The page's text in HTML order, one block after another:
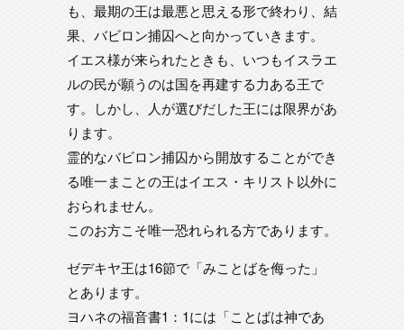
も、最期の王は最悪と思える形で終わり、結
果、バビロン捕囚へと向かっていきます。
イエス様が来られたときも、いつもイスラエ
ルの民が願うのは国を再建する力ある王で
す。しかし、人が選びだした王には限界があ
ります。
霊的なバビロン捕囚から開放することができ
る唯一まことの王はイエス・キリスト以外に
おられません。
このお方こそ唯一恐れられる方であります。
ゼデキヤ王は16節で「みことばを侮った」
とあります。
ヨハネの福音書1：1には「ことばは神であ